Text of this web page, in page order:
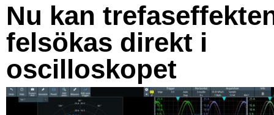
Nu kan
felsökas direkt i
oscilloskopet